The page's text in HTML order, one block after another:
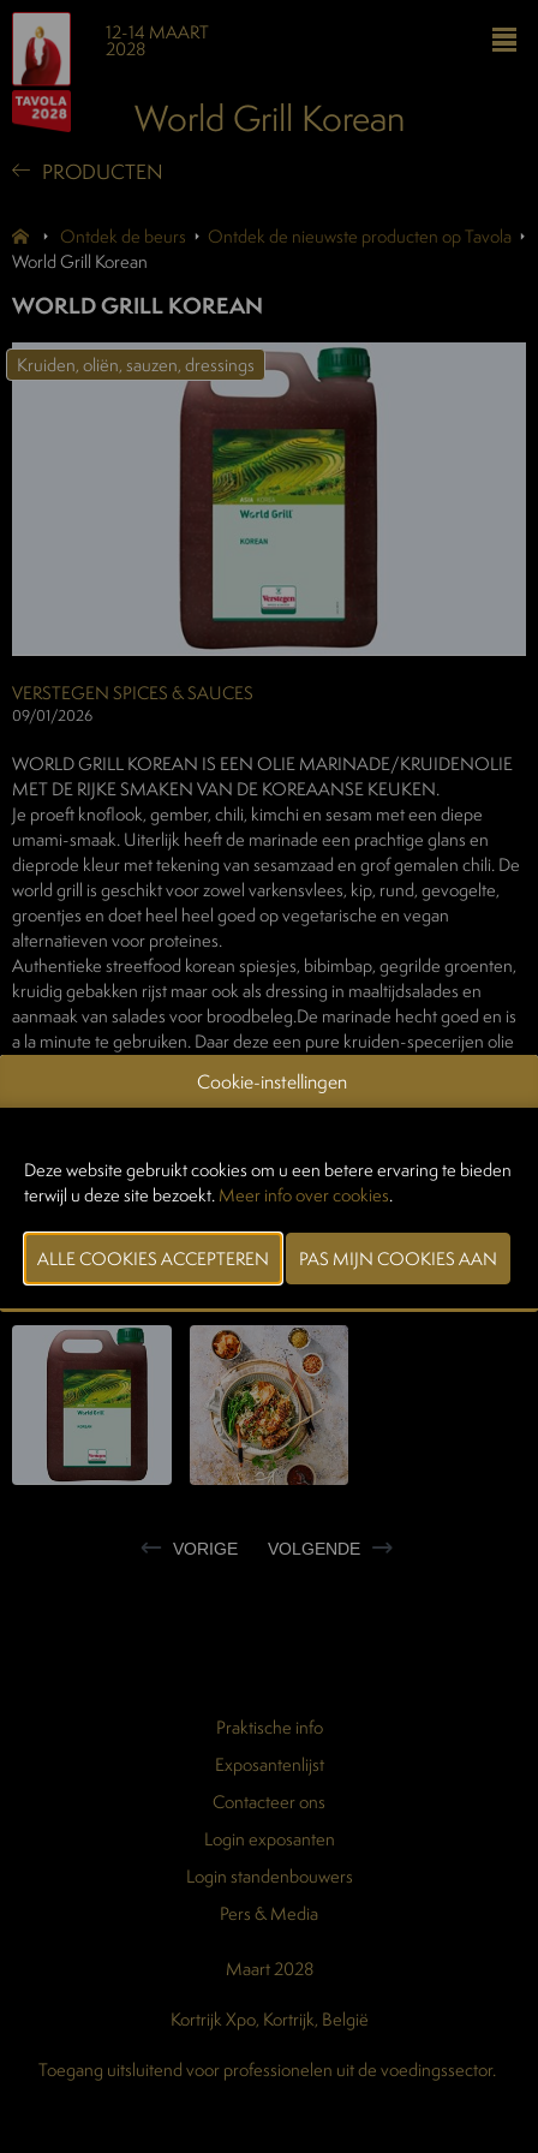
12-14 MAART
2028
World Grill Korean
PRODUCTEN
Ontdek de beurs
Ontdek de nieuwste producten op Tavola
World Grill Korean
WORLD GRILL KOREAN
Kruiden, oliën, sauzen, dressings
VERSTEGEN SPICES & SAUCES
09/01/2026
WORLD GRILL KOREAN IS EEN OLIE MARINADE/KRUIDENOLIE
MET DE RIJKE SMAKEN VAN DE KOREAANSE KEUKEN.
Je proeft knoflook, gember, chili, kimchi en sesam met een diepe
umami-smaak. Uiterlijk heeft de marinade een prachtige glans en
dieprode kleur met tekening van sesamzaad en grof gemalen chili. De
world grill is geschikt voor zowel varkensvlees, kip, rund, gevogelte,
groentjes en doet heel heel goed op vegetarische en vegan
alternatieven voor proteines.
Authentieke streetfood korean spiesjes, bibimbap, gegrilde groenten,
kruidig gebakken rijst maar ook als dressing in maaltijdsalades en
aanmaak van salades voor broodbeleg.De marinade hecht goed en is
a la minute te gebruiken. Daar deze een pure kruiden-specerijen olie
Bekijk catalogus
CONTACTEER EXPOSANT
VORIGE VOLGENDE
Praktische info
Exposantenlijst
Contacteer ons
Login exposanten
Login standenbouwers
Pers & Media
Maart 2028
Kortrijk Xpo, Kortrijk, België
Toegang uitsluitend voor professionelen uit de voedingssector.
Cookie-instellingen
Deze website gebruikt cookies om u een betere ervaring te bieden
terwijl u deze site bezoekt.Meer info over cookies.